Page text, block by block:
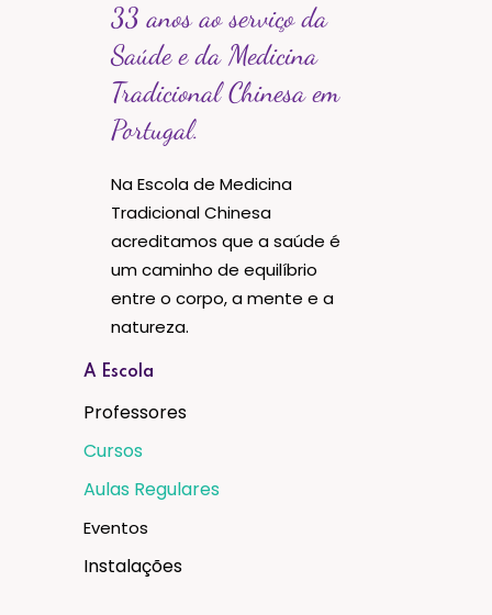
33 anos ao serviço da
Saúde e da Medicina
Tradicional Chinesa em
Portugal.
Na Escola de Medicina
Tradicional Chinesa
acreditamos que a saúde é
um caminho de equilíbrio
entre o corpo, a mente e a
natureza.
A Escola
Professores
Cursos
Aulas Regulares
Eventos
Instalações